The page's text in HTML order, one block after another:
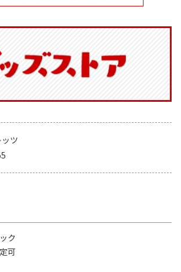
ツ
ク
可